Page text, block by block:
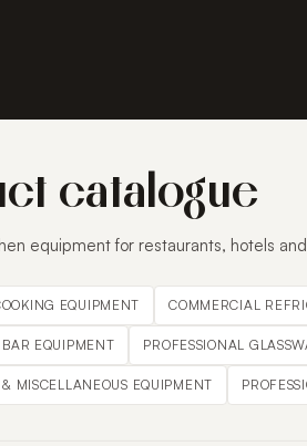
catalogue
equipment for restaurants, hotels
EQUIPMENT COMMERCIAL
EQUIPMENT PROFESSIONAL
MISCELLANEOUS EQUIPMENT